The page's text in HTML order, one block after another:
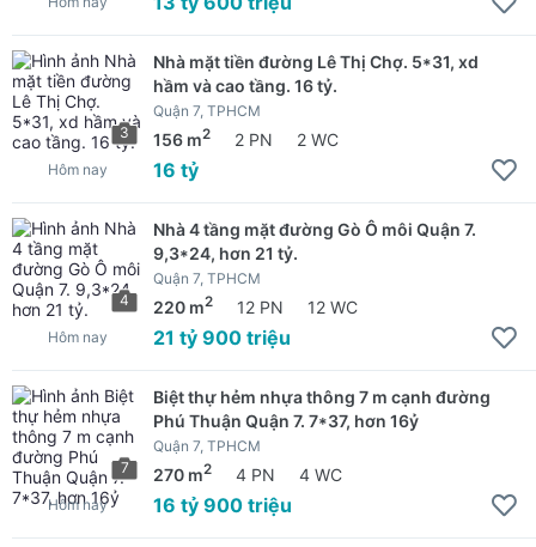
3
Nhà mặt tiền đường Lê Thị Chợ. 5*31, xd
hầm và cao tầng. 16 tỷ.
Quận 7, TPHCM
156 m2 2 PN 2 WC
16 tỷ
Hôm nay
4
Nhà 4 tầng mặt đường Gò Ô môi Quận 7.
9,3*24, hơn 21 tỷ.
Quận 7, TPHCM
220 m2 12 PN 12 WC
21 tỷ 900 triệu
Hôm nay
7
Biệt thự hẻm nhựa thông 7 m cạnh đường
Phú Thuận Quận 7. 7*37, hơn 16ỷ
Quận 7, TPHCM
270 m2 4 PN 4 WC
16 tỷ 900 triệu
Hôm nay